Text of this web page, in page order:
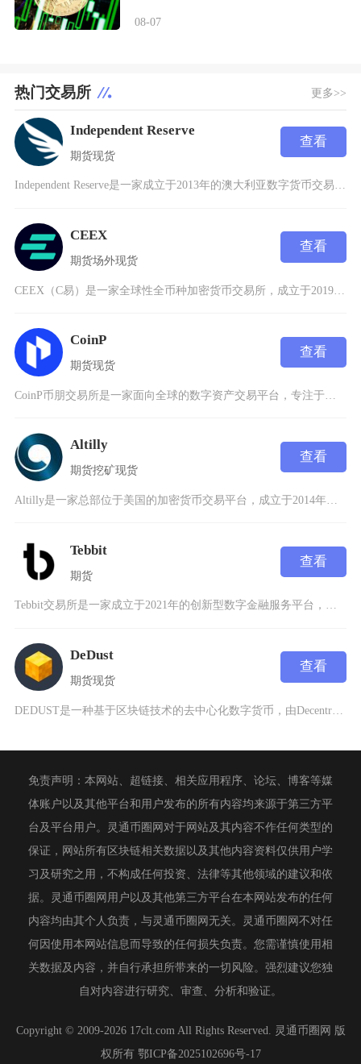
08-07
热门交易所 更多>>
Independent Reserve
期货现货
查看
Independent Reserve是一家成立于2013年的澳大利亚数字货币交易平台，总
CEEX
期货场外现货
查看
CEEX（C易）是一家全球性全币种加密货币交易所，成立于2019年，由一家拥有深厚传统支付
CoinP
期货现货
查看
Altilly
期货挖矿现货
查看
Altilly是一家总部位于美国的加密货币交易平台，成立于2014年，由华尔街著名的Win
Tebbit
期货
查看
Tebbit交易所是一家成立于2021年的创新型数字金融服务平台，总部位于新加坡，专注于提
DeDust
期货现货
查看
DEDUST是一种基于区块链技术的去中心化数字货币，由DecentralizedUnive
免责声明：本网站、超链接、相关应用程序、论坛、博客等媒
体账户以及其他平台和用户发布的所有内容均来源于第三方平
台及平台用户。灵通币圈网对于网站及其内容不作任何类型的
保证，网站所有区块链相关数据以及其他内容资料仅供用户学
习及研究之用，不构成任何投资、法律等其他领域的建议和依
据。灵通币圈网用户以及其他第三方平台在本网站发布的任何
内容均由其个人负责，与灵通币圈网无关。灵通币圈网不对任
何因使用本网站信息而导致的任何损失负责。您需谨慎使用相
关数据及内容，并自行承担所带来的一切风险。强烈建议您独
自对内容进行研究、审查、分析和验证。
Copyright © 2009-2026 17clt.com All Rights Reserved. 灵通币圈网 版
权所有 鄂ICP备2025102696号-17